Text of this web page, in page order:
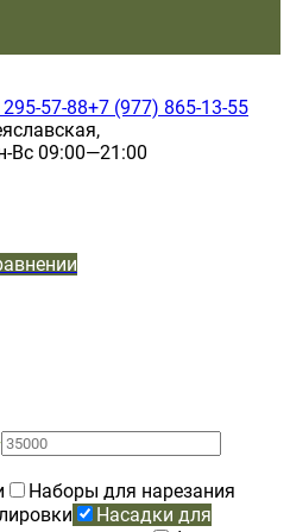
57-88+7 (977) 865-13-55
Вс 09:00—21:00
Наборы для нарезания
Насадки для